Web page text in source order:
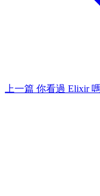
上一篇 你看過 Elixir